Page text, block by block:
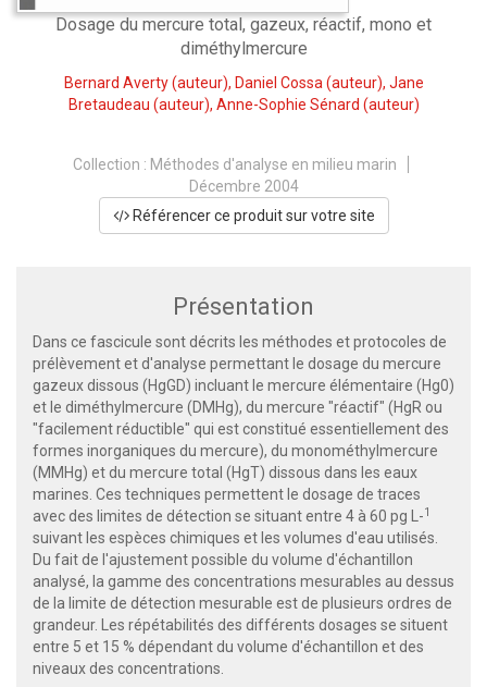
Dosage du mercure total, gazeux, réactif, mono et
diméthylmercure
Bernard Averty(auteur), Daniel Cossa (auteur), Jane
Bretaudeau (auteur), Anne-Sophie Sénard (auteur)
Collection : Méthodes d'analyse en milieu marin
Décembre 2004
Référencer ce produit sur votre site
Présentation
Dans ce fascicule sont décrits les méthodes et protocoles de
prélèvement et d'analyse permettant le dosage du mercure
gazeux dissous (HgGD) incluant le mercure élémentaire (Hg0)
et le diméthylmercure (DMHg), du mercure "réactif" (HgR ou
"facilement réductible" qui est constitué essentiellement des
formes inorganiques du mercure), du monométhylmercure
(MMHg) et du mercure total (HgT) dissous dans les eaux
marines. Ces techniques permettent le dosage de traces
avec des limites de détection se situant entre 4 à 60 pg L-1
suivant les espèces chimiques et les volumes d'eau utilisés.
Du fait de l'ajustement possible du volume d'échantillon
analysé, la gamme des concentrations mesurables au dessus
de la limite de détection mesurable est de plusieurs ordres de
grandeur. Les répétabilités des différents dosages se situent
entre 5 et 15 % dépendant du volume d'échantillon et des
niveaux des concentrations.